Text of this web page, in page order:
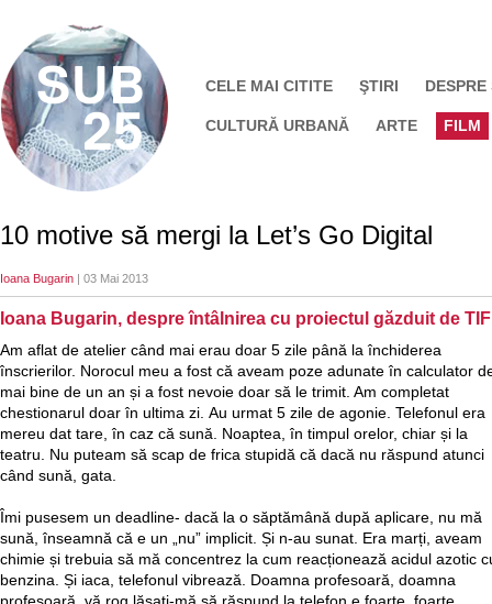
CELE MAI CITITE ŞTIRI DESPRE
CULTURĂ URBANĂ ARTE FILM
10 motive să mergi la Let’s Go Digital
Ioana Bugarin | 03 Mai 2013
Ioana Bugarin, despre întâlnirea cu proiectul găzduit de
Am aflat de atelier când mai erau doar 5 zile până la închiderea
înscrierilor. Norocul meu a fost că aveam poze adunate în calculator
mai bine de un an și a fost nevoie doar să le trimit. Am completat
chestionarul doar în ultima zi. Au urmat 5 zile de agonie. Telefonul era
mereu dat tare, în caz că sună. Noaptea, în timpul orelor, chiar și la
teatru. Nu puteam să scap de frica stupidă că dacă nu răspund atunci
când sună, gata.
Îmi pusesem un deadline- dacă la o săptămână după aplicare, nu mă
sună, înseamnă că e un „nu” implicit. Și n-au sunat. Era marți, aveam
chimie și trebuia să mă concentrez la cum reacționează acidul azotic
benzina. Și iaca, telefonul vibrează. Doamna profesoară, doamna